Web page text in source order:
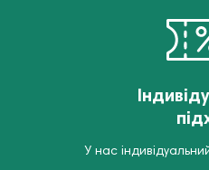
У нас